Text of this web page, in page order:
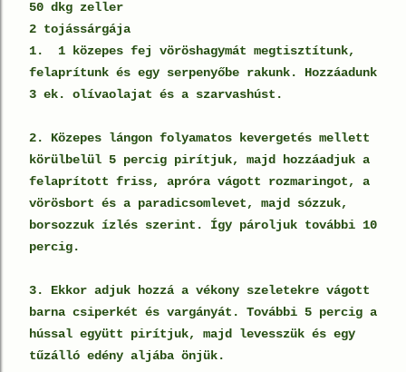
50 dkg zeller
2 tojássárgája
1. 1 közepes fej vöröshagymát megtisztítunk,
felaprítunk és egy serpenyőbe rakunk. Hozzáadunk
3 ek. olívaolajat és a szarvashúst.
2. Közepes lángon folyamatos kevergetés mellett
körülbelül 5 percig pirítjuk, majd hozzáadjuk a
felaprított friss, apróra vágott rozmaringot, a
vörösbort és a paradicsomlevet, majd sózzuk,
borsozzuk ízlés szerint. Így pároljuk további 10
percig.
3. Ekkor adjuk hozzá a vékony szeletekre vágott
barna csiperkét és vargányát. További 5 percig a
hússal együtt pirítjuk, majd levesszük és egy
tűzálló edény aljába önjük.